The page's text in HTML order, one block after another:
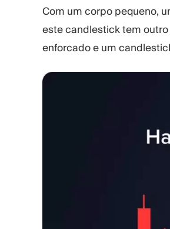
Com um corpo pequeno,
este candlestick tem
enforcado e um